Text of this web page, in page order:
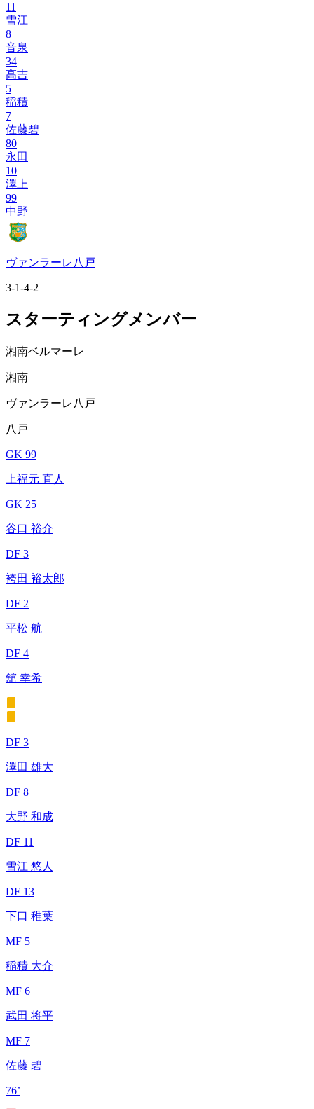
11
雪江
8
音泉
34
高吉
5
稲積
7
佐藤碧
80
永田
10
澤上
99
中野
ヴァンラーレ八戸
3-1-4-2
スターティングメンバー
湘南ベルマーレ
湘南
ヴァンラーレ八戸
八戸
GK 99
上福元 直人
GK 25
谷口 裕介
DF 3
袴田 裕太郎
DF 2
平松 航
DF 4
舘 幸希
DF 3
澤田 雄大
DF 8
大野 和成
DF 11
雪江 悠人
DF 13
下口 稚葉
MF 5
稲積 大介
MF 6
武田 将平
MF 7
佐藤 碧
76’